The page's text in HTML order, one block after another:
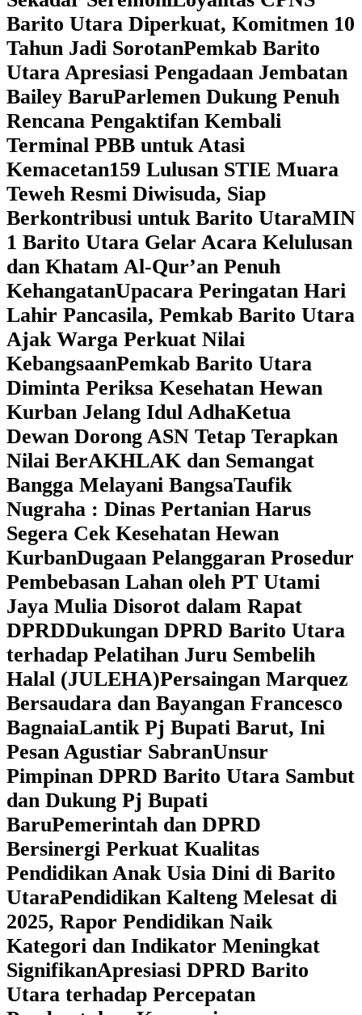
Barito Utara Diperkuat, Komitmen 10
Tahun Jadi SorotanPemkab Barito
Utara Apresiasi Pengadaan Jembatan
Bailey BaruParlemen Dukung Penuh
Rencana Pengaktifan Kembali
Terminal PBB untuk Atasi
Kemacetan159 Lulusan STIE Muara
Teweh Resmi Diwisuda, Siap
Berkontribusi untuk Barito UtaraMIN
1 Barito Utara Gelar Acara Kelulusan
dan Khatam Al-Qur’an Penuh
KehangatanUpacara Peringatan Hari
Lahir Pancasila, Pemkab Barito Utara
Ajak Warga Perkuat Nilai
KebangsaanPemkab Barito Utara
Diminta Periksa Kesehatan Hewan
Kurban Jelang Idul AdhaKetua
Dewan Dorong ASN Tetap Terapkan
Nilai BerAKHLAK dan Semangat
Bangga Melayani BangsaTaufik
Nugraha : Dinas Pertanian Harus
Segera Cek Kesehatan Hewan
KurbanDugaan Pelanggaran Prosedur
Pembebasan Lahan oleh PT Utami
Jaya Mulia Disorot dalam Rapat
DPRDDukungan DPRD Barito Utara
terhadap Pelatihan Juru Sembelih
Halal (JULEHA)Persaingan Marquez
Bersaudara dan Bayangan Francesco
BagnaiaLantik Pj Bupati Barut, Ini
Pesan Agustiar SabranUnsur
Pimpinan DPRD Barito Utara Sambut
dan Dukung Pj Bupati
BaruPemerintah dan DPRD
Bersinergi Perkuat Kualitas
Pendidikan Anak Usia Dini di Barito
Utara‎Pendidikan Kalteng Melesat di
2025, Rapor Pendidikan Naik
Kategori dan Indikator Meningkat
SignifikanApresiasi DPRD Barito
Utara terhadap Percepatan